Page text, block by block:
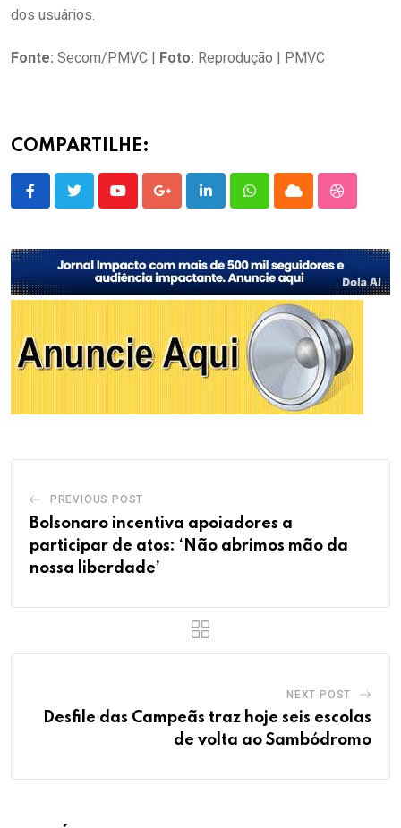
dos usuários.
Fonte: Secom/PMVC | Foto: Reprodução | PMVC
COMPARTILHE:
YoutubeGoogle+LinkedInWhatsappCloud
PREVIOUS POST
Bolsonaro incentiva apoiadores a
participar de atos: ‘Não abrimos mão da
nossa liberdade’
NEXT POST
Desfile das Campeãs traz hoje seis escolas
de volta ao Sambódromo